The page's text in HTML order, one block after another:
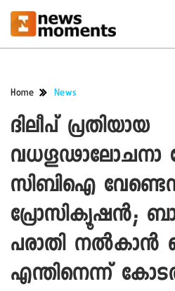
Home News
ദിലീപ് പ്രതിയായ
വധഗൂഢാലോചനാ
സിബിഐ
പ്രോസിക്യൂഷന്‍;
പരാതി
എന്തിനെന്ന്